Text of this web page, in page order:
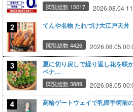
閲覧総数 15017 2026.08.04
てんや名物 たれづけ大江戸天丼
閲覧総数 4426 2026.08.05
夏に切り戻しで繰り返し花を
ベナ…
閲覧総数 3889 2026.08.05
高輪ゲートウェイで乳癌手術前